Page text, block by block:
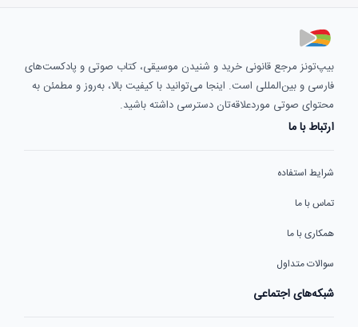
بیپ‌تونز مرجع قانونی خرید و شنیدن موسیقی، کتاب صوتی و پادکست‌های
فارسی و بین‌المللی است. اینجا می‌توانید با کیفیت بالا، به‌روز و مطمئن به
محتوای صوتی موردعلاقه‌تان دسترسی داشته باشید.
ارتباط با ما
شرایط استفاده
تماس با ما
همکاری با ما
سوالات متداول
شبکه‌های اجتماعی